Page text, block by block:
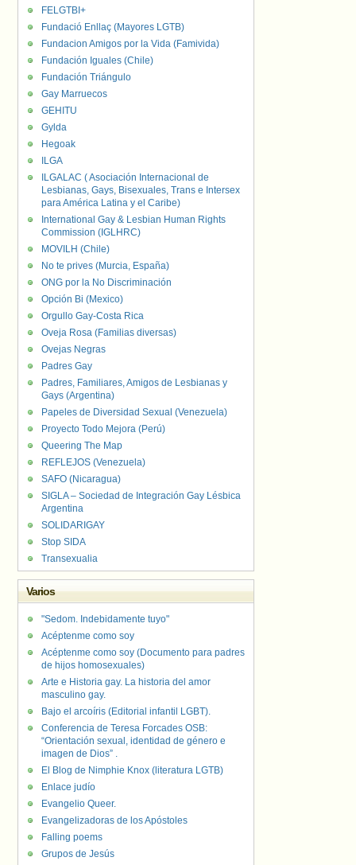
FELGTBI+
Fundació Enllaç (Mayores LGTB)
Fundacion Amigos por la Vida (Famivida)
Fundación Iguales (Chile)
Fundación Triángulo
Gay Marruecos
GEHITU
Gylda
Hegoak
ILGA
ILGALAC ( Asociación Internacional de
Lesbianas, Gays, Bisexuales, Trans e Intersex
para América Latina y el Caribe)
International Gay & Lesbian Human Rights
Commission (IGLHRC)
MOVILH (Chile)
No te prives (Murcia, España)
ONG por la No Discriminación
Opción Bi (Mexico)
Orgullo Gay-Costa Rica
Oveja Rosa (Familias diversas)
Ovejas Negras
Padres Gay
Padres, Familiares, Amigos de Lesbianas y
Gays (Argentina)
Papeles de Diversidad Sexual (Venezuela)
Proyecto Todo Mejora (Perú)
Queering The Map
REFLEJOS (Venezuela)
SAFO (Nicaragua)
SIGLA – Sociedad de Integración Gay Lésbica
Argentina
SOLIDARIGAY
Stop SIDA
Transexualia
Varios
"Sedom. Indebidamente tuyo"
Acéptenme como soy
Acéptenme como soy (Documento para padres
de hijos homosexuales)
Arte e Historia gay. La historia del amor
masculino gay.
Bajo el arcoíris (Editorial infantil LGBT).
Conferencia de Teresa Forcades OSB:
“Orientación sexual, identidad de género e
imagen de Dios” .
El Blog de Nimphie Knox (literatura LGTB)
Enlace judío
Evangelio Queer.
Evangelizadoras de los Apóstoles
Falling poems
Grupos de Jesús